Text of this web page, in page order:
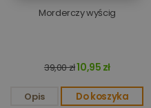
Morderczy wyścig
39,00 zł10,95 zł
Opis Do koszyka